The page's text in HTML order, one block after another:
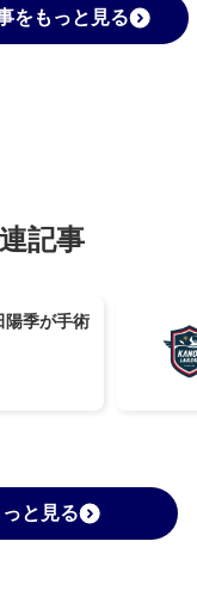
をもっと見る
記事
陽季が手術
と見る